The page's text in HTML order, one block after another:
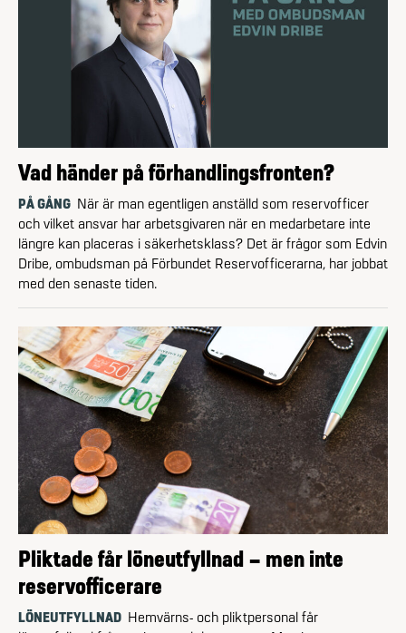
Vad händer på förhandlingsfronten?
PÅ GÅNG När är man egentligen anställd som reservofficer
och vilket ansvar har arbetsgivaren när en medarbetare inte
längre kan placeras i säkerhetsklass? Det är frågor som Edvin
Dribe, ombudsman på Förbundet Reserv­officerarna, har jobbat
med den senaste tiden.
Pliktade får löneutfyllnad – men inte
reservofficerare
LÖNEUTFYLLNAD Hemvärns- och plikt­personal får